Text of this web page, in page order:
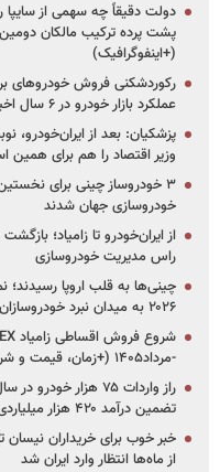
دولت دقیقاً چه سهمی از سایپا
پشت پرده ترکیب مالکان دومین
(+اینفوگرافیک)
رکوردشکنی فروش خودروهای
عملکرد بازار خودرو در ۶ سال اخیر
پزشکیان: بعد از ایران‌خودرو،
وزیر اقتصاد را هم برای همین
خودروسازی جهان شدند
از ایران‌خودرو تا زامیاد؛
راس مدیریت خودروسازی
چینی‌ها به قلب اروپا رسیدند؛
۲۰۲۶ به میدان نبرد خودروسازان جهان تبدیل می‌شود
-مرداد۱۴۰۵ (+زمان، قیمت و شرایط فروش)
تضمین درآمد ۴۲۰ هزار میلیاردی دولت؟
خبر خوب برای خریداران
از ماه‌ها انتظار وارد ایران شد